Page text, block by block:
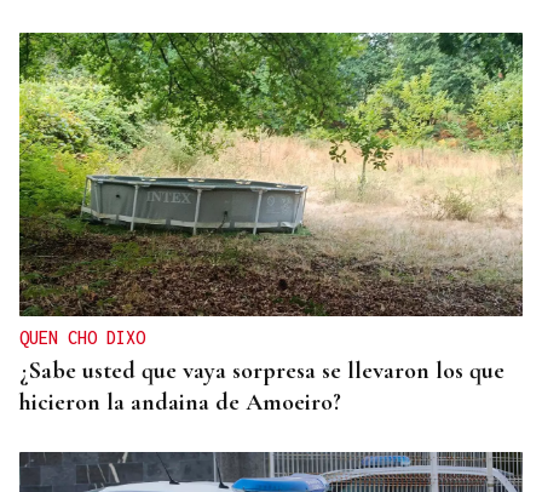
QUEN CHO DIXO
¿Sabe usted que vaya sorpresa se llevaron los que
hicieron la andaina de Amoeiro?